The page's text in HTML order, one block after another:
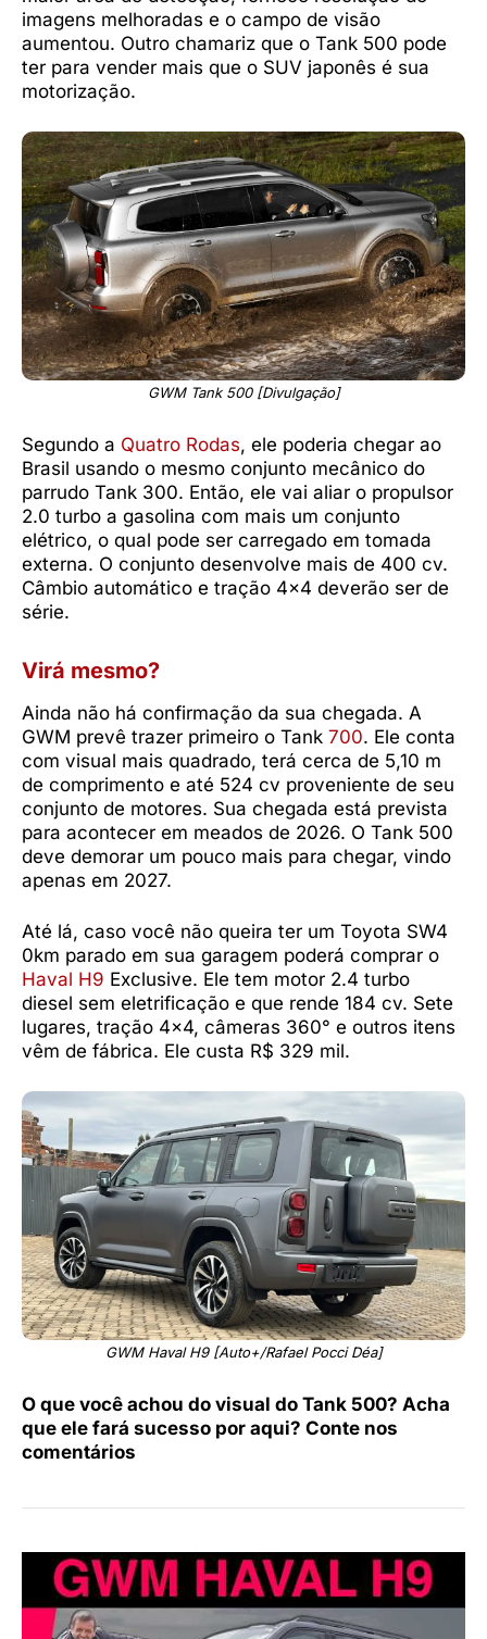
imagens melhoradas e o campo de visão
aumentou. Outro chamariz que o Tank 500 pode
ter para vender mais que o SUV japonês é sua
motorização.
GWM Tank 500 [Divulgação]
Segundo a Quatro Rodas, ele poderia chegar ao
Brasil usando o mesmo conjunto mecânico do
parrudo Tank 300. Então, ele vai aliar o propulsor
2.0 turbo a gasolina com mais um conjunto
elétrico, o qual pode ser carregado em tomada
externa. O conjunto desenvolve mais de 400 cv.
Câmbio automático e tração 4×4 deverão ser de
série.
Virá mesmo?
Ainda não há confirmação da sua chegada. A
GWM prevê trazer primeiro o Tank 700. Ele conta
com visual mais quadrado, terá cerca de 5,10 m
de comprimento e até 524 cv proveniente de seu
conjunto de motores. Sua chegada está prevista
para acontecer em meados de 2026. O Tank 500
deve demorar um pouco mais para chegar, vindo
apenas em 2027.
Até lá, caso você não queira ter um Toyota SW4
0km parado em sua garagem poderá comprar o
Haval H9 Exclusive. Ele tem motor 2.4 turbo
diesel sem eletrificação e que rende 184 cv. Sete
lugares, tração 4×4, câmeras 360° e outros itens
vêm de fábrica. Ele custa R$ 329 mil.
GWM Haval H9 [Auto+/Rafael Pocci Déa]
O que você achou do visual do Tank 500? Acha
que ele fará sucesso por aqui? Conte nos
comentários